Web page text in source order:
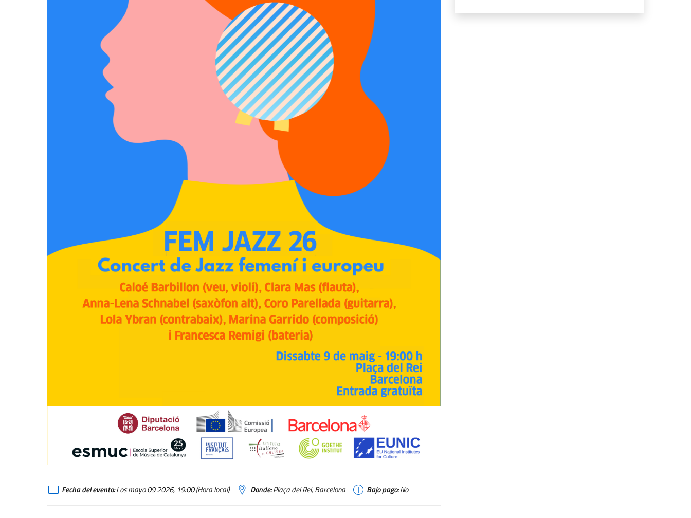
Fecha del evento:Los mayo 09 2026, 19:00 (Hora local) Donde:Plaça del Rei, Barcelona Bajo pago:No